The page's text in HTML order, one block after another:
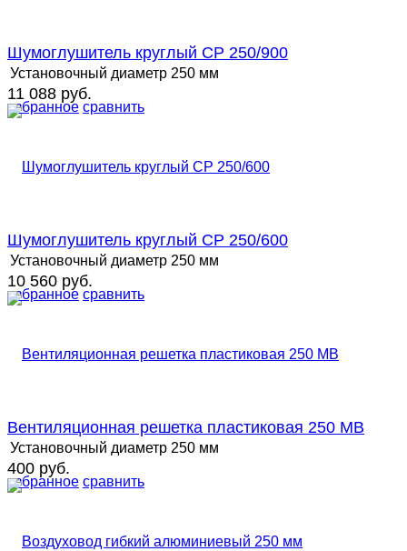
избранное сравнить
Шумоглушитель круглый СР 250/900
Установочный диаметр 250 мм
11 088 руб.
избранное сравнить
Шумоглушитель круглый СР 250/600
Установочный диаметр 250 мм
10 560 руб.
избранное сравнить
Вентиляционная решетка пластиковая 250 MB
Установочный диаметр 250 мм
400 руб.